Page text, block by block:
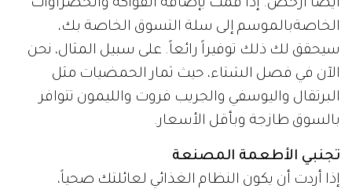
أيضاً أرخص. إذا قمت بإضافة الفواكه والخضراوات
الخاصةبالموسم إلى سلة التسوق الخاصة بك،
سيحقق لك ذلك توفيراً رائعاً. على سبيل المثال، نحن
الآن في فصل الشتاء، حيث ثمار الحمضيات مثل
البرتقال واليوسفي والجريب فروت والليمون تتوافر
بالسوق طازجة وبأقل الأسعار.
تجنبي الأطعمة المصنعة
إذا أردت أن يكون النظام الغذائي لعائلتك صحياً،